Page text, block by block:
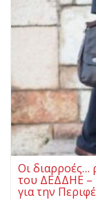
Οι διαρροές…
του ΔΕΔΔΗΕ –
για την